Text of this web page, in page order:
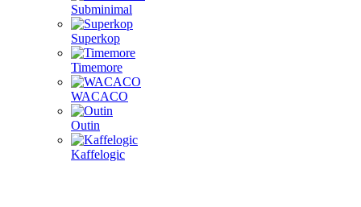
Subminimal
Superkop
Timemore
WACACO
Outin
Kaffelogic